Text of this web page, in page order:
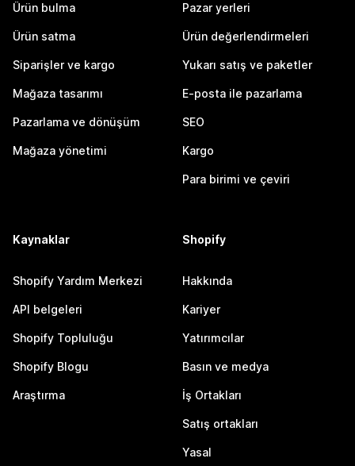
Ürün bulma
Ürün satma
Siparişler ve kargo
Mağaza tasarımı
Pazarlama ve dönüşüm
Mağaza yönetimi
Pazar yerleri
Ürün değerlendirmeleri
Yukarı satış ve paketler
E-posta ile pazarlama
SEO
Kargo
Para birimi ve çeviri
Kaynaklar
Shopify Yardım Merkezi
API belgeleri
Shopify Topluluğu
Shopify Blogu
Araştırma
Shopify
Hakkında
Kariyer
Yatırımcılar
Basın ve medya
İş Ortakları
Satış ortakları
Yasal